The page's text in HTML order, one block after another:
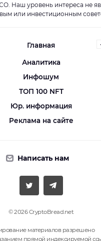
Наш уровень интереса не
или инвестиционным
Главная
Аналитика
Инфошум
ТОП 100 NFT
Юр. информация
Реклама на сайте
Написать нам
© 2026 CryptoBread.net
материалов разрешено
прямой индексируемой